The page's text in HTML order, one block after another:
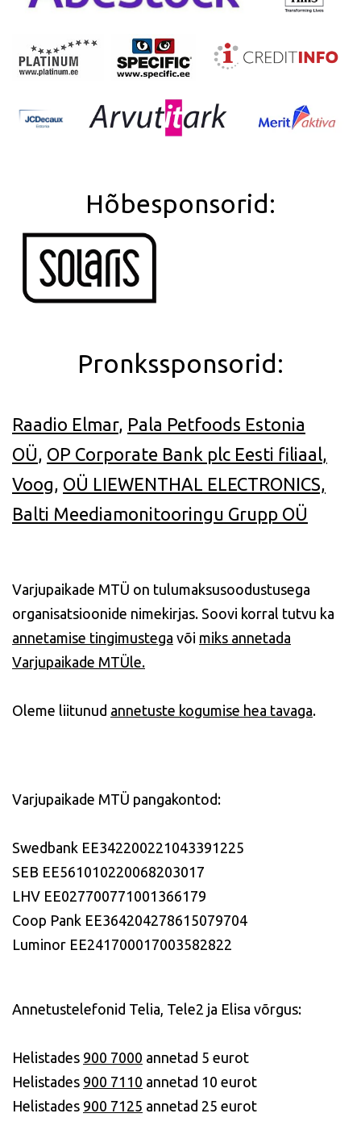
Hõbesponsorid:
Pronkssponsorid:
Raadio Elmar, Pala Petfoods Estonia
OÜ, OP Corporate Bank plc Eesti filiaal,
Voog, OÜ LIEWENTHAL ELECTRONICS,
Balti Meediamonitooringu Grupp OÜ
Varjupaikade MTÜ on tulumaksusoodustusega
organisatsioonide nimekirjas. Soovi korral tutvu ka
annetamise tingimustega või miks annetada
Varjupaikade MTÜle.
Oleme liitunud annetuste kogumise hea tavaga.
Varjupaikade MTÜ pangakontod:
Swedbank EE342200221043391225
SEB EE561010220068203017
LHV EE027700771001366179
Coop Pank EE364204278615079704
Luminor EE241700017003582822
Annetustelefonid Telia, Tele2 ja Elisa võrgus:
Helistades 900 7000 annetad 5 eurot
Helistades 900 7110 annetad 10 eurot
Helistades 900 7125 annetad 25 eurot